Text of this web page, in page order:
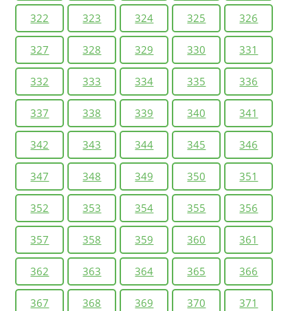
322 323 324 325 326
327 328 329 330 331
332 333 334 335 336
337 338 339 340 341
342 343 344 345 346
347 348 349 350 351
352 353 354 355 356
357 358 359 360 361
362 363 364 365 366
367 368 369 370 371